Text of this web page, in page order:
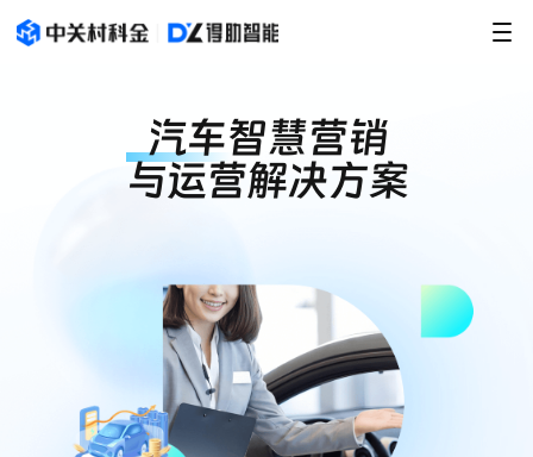
汽车智慧营销
与运营解决方案